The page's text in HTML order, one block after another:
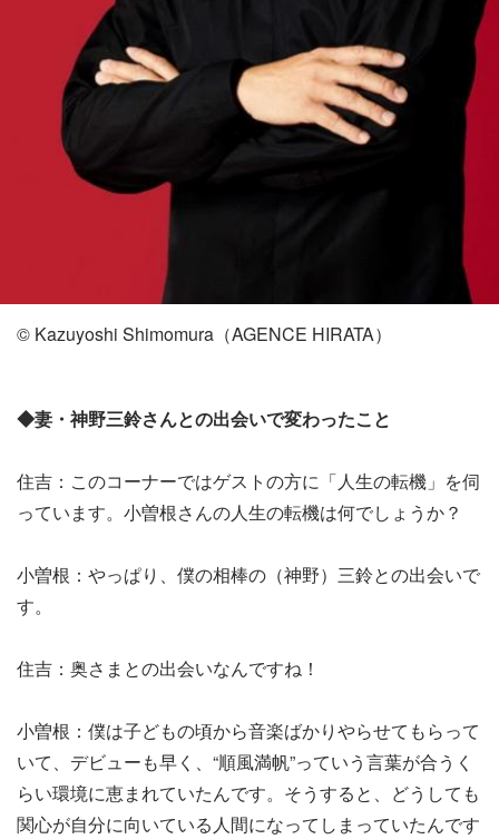
© Kazuyoshi Shimomura（AGENCE HIRATA）
◆妻・神野三鈴さんとの出会いで変わったこと
住吉：このコーナーではゲストの方に「人生の転機」を伺
っています。小曽根さんの人生の転機は何でしょうか？
小曽根：やっぱり、僕の相棒の（神野）三鈴との出会いで
す。
住吉：奥さまとの出会いなんですね！
小曽根：僕は子どもの頃から音楽ばかりやらせてもらって
いて、デビューも早く、“順風満帆”っていう言葉が合うく
らい環境に恵まれていたんです。そうすると、どうしても
関心が自分に向いている人間になってしまっていたんです